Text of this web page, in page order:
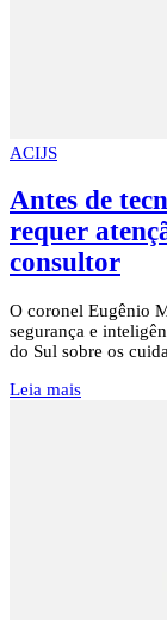
ACIJS
Antes de
requer
consultor
O coronel Eugênio
segurança e
do Sul sobre os
Leia mais